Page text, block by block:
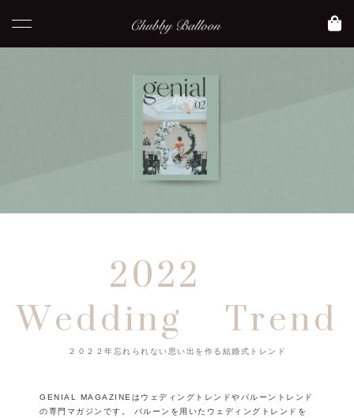
2022
Wedding Trend
２０２２年忘れられない思い出を作る結婚式トレンド
GENIAL MAGAZINEはウェディングトレンドやバルーントレンド
の専門マガジンです。
バルーンを用いたウェディングトレンドを